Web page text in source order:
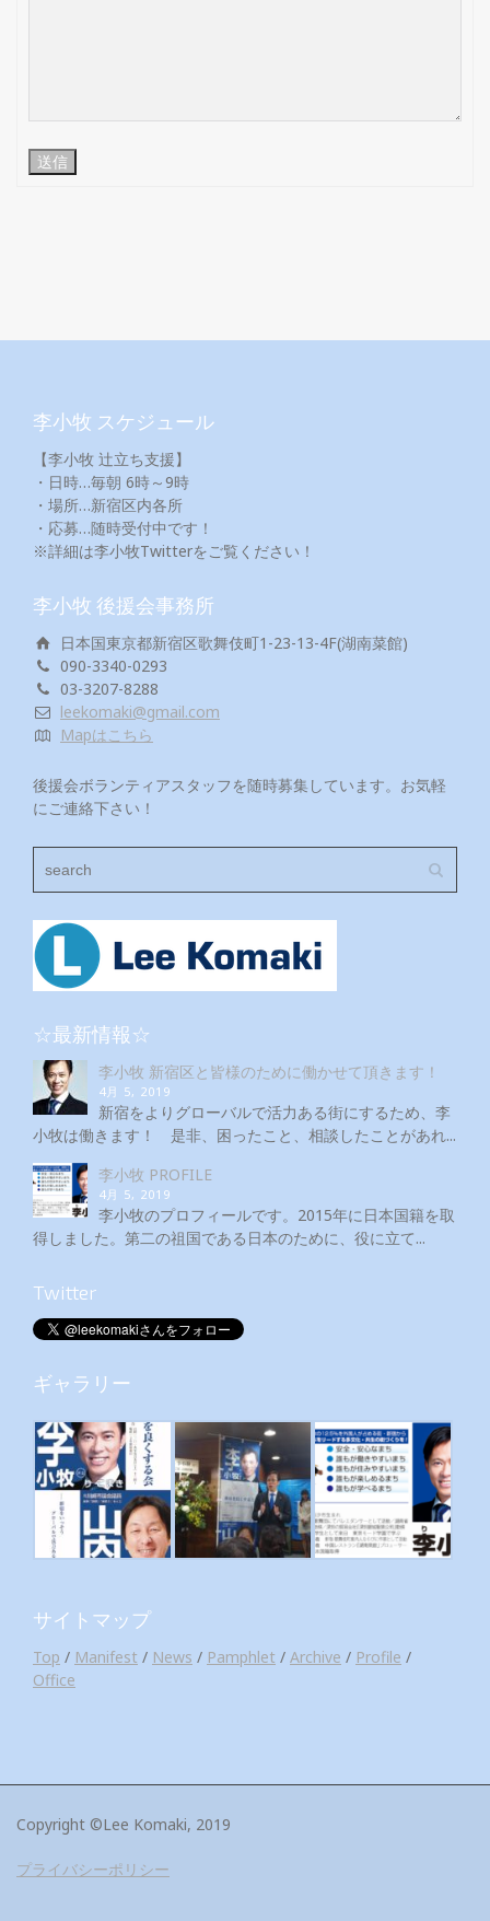
送信
李小牧 スケジュール
【李小牧 辻立ち支援】
・日時…毎朝 6時～9時
・場所…新宿区内各所
・応募…随時受付中です！
※詳細は李小牧Twitterをご覧ください！
李小牧 後援会事務所
日本国東京都新宿区歌舞伎町1-23-13-4F(湖南菜館)
090-3340-0293
03-3207-8288
leekomaki@gmail.com
Mapはこちら
後援会ボランティアスタッフを随時募集しています。お気軽
にご連絡下さい！
☆最新情報☆
李小牧 新宿区と皆様のために働かせて頂きます！
4月 5, 2019
新宿をよりグローバルで活力ある街にするため、李
小牧は働きます！ 是非、困ったこと、相談したことがあれ...
李小牧 PROFILE
4月 5, 2019
李小牧のプロフィールです。2015年に日本国籍を取
得しました。第二の祖国である日本のために、役に立て...
Twitter
ギャラリー
サイトマップ
Top / Manifest / News / Pamphlet / Archive / Profile /
Office
Copyright ©Lee Komaki, 2019
プライバシーポリシー